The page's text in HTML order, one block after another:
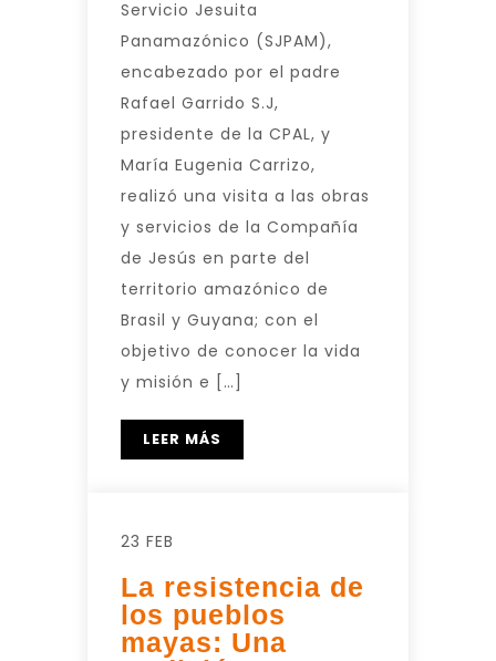
Servicio Jesuita
Panamazónico (SJPAM),
encabezado por el padre
Rafael Garrido S.J,
presidente de la CPAL, y
María Eugenia Carrizo,
realizó una visita a las obras
y servicios de la Compañía
de Jesús en parte del
territorio amazónico de
Brasil y Guyana; con el
objetivo de conocer la vida
y misión e […]
LEER MÁS
23 FEB
La resistencia de
los pueblos
mayas: Una